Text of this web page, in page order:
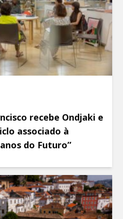
recebe Ondjaki e
associado à
do Futuro”